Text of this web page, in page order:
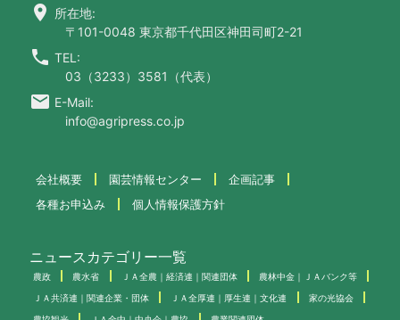
location_on 所在地:
〒101-0048 東京都千代田区神田司町2-21
call TEL:
03（3233）3581（代表）
email E-Mail:
info@agripress.co.jp
会社概要 園芸情報センター
企画記事
各種お申込み
個人情報保護方針
ニュースカテゴリー一覧
農政 農水省 ＪＡ全農｜経済連｜関連団体 農林中金｜ＪＡバンク等
ＪＡ共済連｜関連企業・団体 ＪＡ全厚連｜厚生連｜文化連 家の光協会